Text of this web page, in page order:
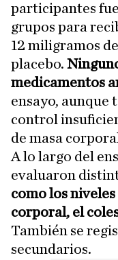
participantes
grupos para
12 miligramos
placebo.
medicamentos
ensayo, aunque
control
de masa
A lo largo del
evaluaron
como los niveles
corporal, el
También se
secundarios.